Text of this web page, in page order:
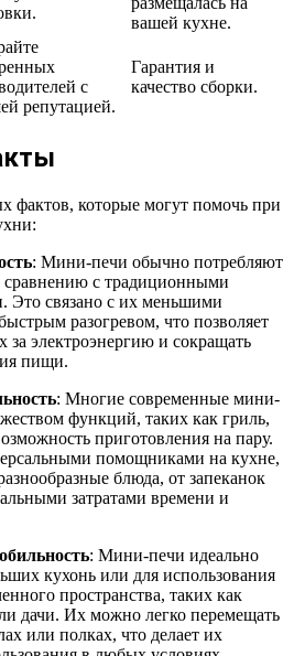
вашей кухне.
с
репутацией.
Гарантия и
качество сборки.
фактов, которые могут помочь при
: Мини-печи обычно потребляют
с традиционными
Это связано с их меньшими
разогревом, что позволяет
за электроэнергию и сокращать
пищи.
: Многие современные мини-
функций, таких как гриль,
приготовления на пару.
помощниками на кухне,
блюда, от запеканок
затратами времени и
: Мини-печи идеально
кухонь или для использования
пространства, таких как
дачи. Их можно легко перемещать
или полках, что делает их